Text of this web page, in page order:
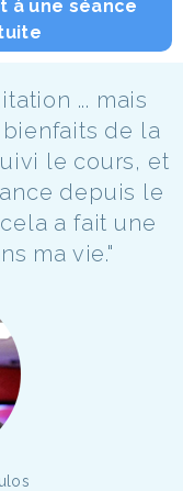
à une séance
... mais
de la
le cours, et
depuis le
a fait une
ma vie."